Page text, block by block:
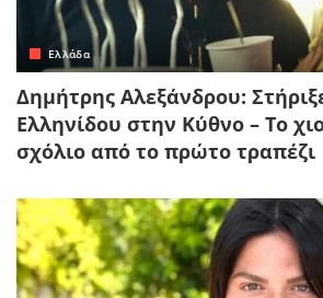
Ελλάδα
Δημήτρης Αλεξάνδρου:
Ελληνίδου στην Κύθνο – Το
σχόλιο από το πρώτο τραπέζι